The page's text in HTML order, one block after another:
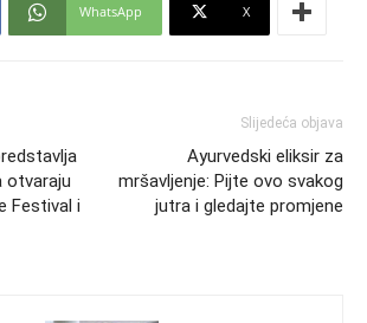
WhatsApp X
otvaraju
Festival i
Slijedeća objava
Ayurvedski eliksir za
mršavljenje: Pijte ovo svakog
jutra i gledajte promjene